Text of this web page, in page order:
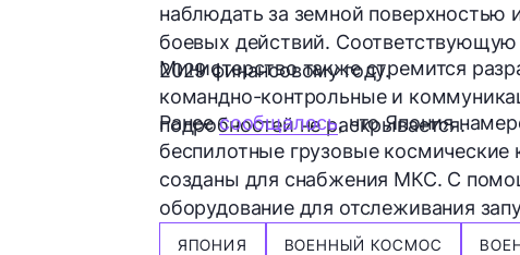
наблюдать за земной поверхностью
боевых действий. Соответствующую
2029 финансовому году.
Министерство также стремится
командно-контрольные и
подробностей не раскрывается.
Ранеесообщалось, что Япония
беспилотные грузовые
созданы для снабжения МКС. С
оборудование для отслеживания
ЯПОНИЯ ВОЕННЫЙ КОСМОС